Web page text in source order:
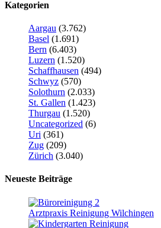
Kategorien
Aargau (3.762)
Basel (1.691)
Bern (6.403)
Luzern (1.520)
Schaffhausen (494)
Schwyz (570)
Solothurn (2.033)
St. Gallen (1.423)
Thurgau (1.520)
Uncategorized (6)
Uri (361)
Zug (209)
Zürich (3.040)
Neueste Beiträge
Arztpraxis Reinigung Wilchingen